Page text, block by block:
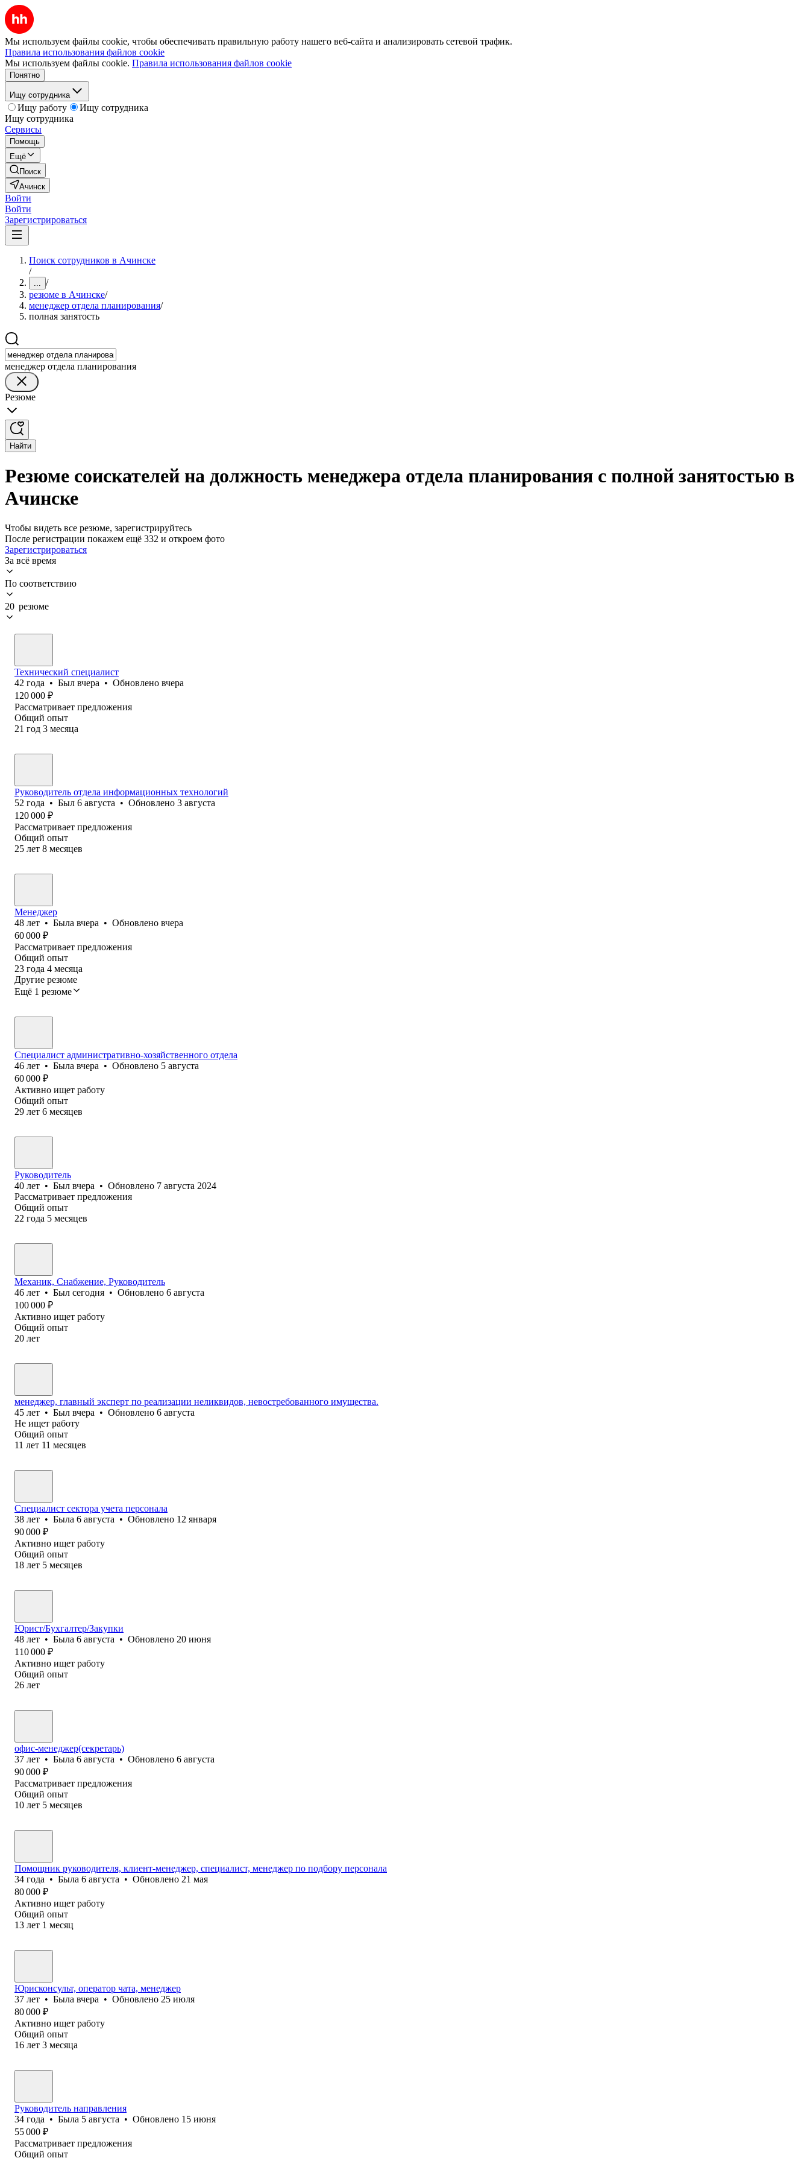
Мы используем файлы cookie, чтобы обеспечивать правильную работу нашего веб-сайта и анализировать сетевой трафик.
Правила использования файлов cookie
Мы используем файлы cookie. Правила использования файлов cookie
Понятно
Ищу сотрудника
Ищу работу
Ищу сотрудника
Ищу сотрудника
Сервисы
Помощь
Ещё
Поиск
Ачинск
Войти
Войти
Зарегистрироваться
Поиск сотрудников в Ачинске
/
... /
резюме в Ачинске/
менеджер отдела планирования/
полная занятость
менеджер отдела планирования
Резюме
Найти
Резюме соискателей на должность менеджера отдела планирования с полной занятостью в
Ачинске
Чтобы видеть все резюме, зарегистрируйтесь
После регистрации покажем ещё 332 и откроем фото
Зарегистрироваться
За всё время
По соответствию
20 резюме
Технический специалист
42 года • Был вчера • Обновлено вчера
120 000 ₽
Рассматривает предложения
Общий опыт
21 год 3 месяца
Руководитель отдела информационных технологий
52 года • Был 6 августа • Обновлено 3 августа
120 000 ₽
Рассматривает предложения
Общий опыт
25 лет 8 месяцев
Менеджер
48 лет • Была вчера • Обновлено вчера
60 000 ₽
Рассматривает предложения
Общий опыт
23 года 4 месяца
Другие резюме
Ещё 1 резюме
Специалист административно-хозяйственного отдела
46 лет • Была вчера • Обновлено 5 августа
60 000 ₽
Активно ищет работу
Общий опыт
29 лет 6 месяцев
Руководитель
40 лет • Был вчера • Обновлено 7 августа 2024
Рассматривает предложения
Общий опыт
22 года 5 месяцев
Механик, Снабжение, Руководитель
46 лет • Был сегодня • Обновлено 6 августа
100 000 ₽
Активно ищет работу
Общий опыт
20 лет
менеджер, главный эксперт по реализации неликвидов, невостребованного имущества.
45 лет • Был вчера • Обновлено 6 августа
Не ищет работу
Общий опыт
11 лет 11 месяцев
Специалист сектора учета персонала
38 лет • Была 6 августа • Обновлено 12 января
90 000 ₽
Активно ищет работу
Общий опыт
18 лет 5 месяцев
Юрист/Бухгалтер/Закупки
48 лет • Была 6 августа • Обновлено 20 июня
110 000 ₽
Активно ищет работу
Общий опыт
26 лет
офис-менеджер(секретарь)
37 лет • Была 6 августа • Обновлено 6 августа
90 000 ₽
Рассматривает предложения
Общий опыт
10 лет 5 месяцев
Помощник руководителя, клиент-менеджер, специалист, менеджер по подбору персонала
34 года • Была 6 августа • Обновлено 21 мая
80 000 ₽
Активно ищет работу
Общий опыт
13 лет 1 месяц
Юрисконсульт, оператор чата, менеджер
37 лет • Была вчера • Обновлено 25 июля
80 000 ₽
Активно ищет работу
Общий опыт
16 лет 3 месяца
Руководитель направления
34 года • Была 5 августа • Обновлено 15 июня
55 000 ₽
Рассматривает предложения
Общий опыт